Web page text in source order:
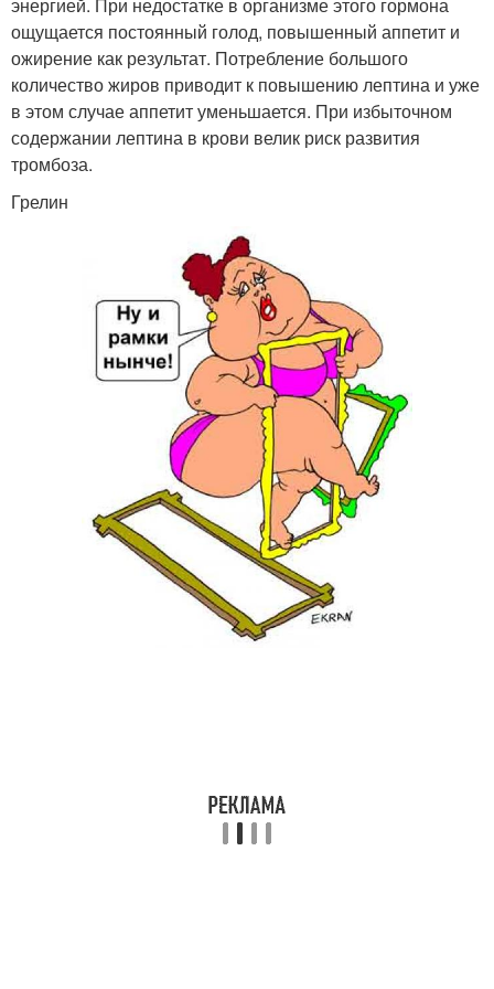
ощущается постоянный голод, повышенный аппетит и
ожирение как результат. Потребление большого
количество жиров приводит к повышению лептина и уже
в этом случае аппетит уменьшается. При избыточном
содержании лептина в крови велик риск развития
тромбоза.
Грелин